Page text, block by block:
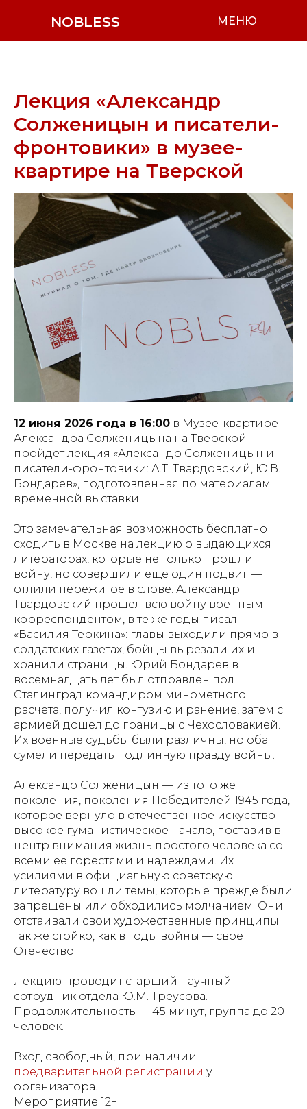
NOBLESS МЕНЮ
Лекция «Александр
Солженицын и писатели-
фронтовики» в музее-
квартире на Тверской
12 июня 2026 года в 16:00 в Музее-квартире
Александра Солженицына на Тверской
пройдет лекция «Александр Солженицын и
писатели-фронтовики: А.Т. Твардовский, Ю.В.
Бондарев», подготовленная по материалам
временной выставки.
Это замечательная возможность бесплатно
сходить в Москве на лекцию о выдающихся
литераторах, которые не только прошли
войну, но совершили еще один подвиг —
отлили пережитое в слове. Александр
Твардовский прошел всю войну военным
корреспондентом, в те же годы писал
«Василия Теркина»: главы выходили прямо в
солдатских газетах, бойцы вырезали их и
хранили страницы. Юрий Бондарев в
восемнадцать лет был отправлен под
Сталинград командиром минометного
расчета, получил контузию и ранение, затем с
армией дошел до границы с Чехословакией.
Их военные судьбы были различны, но оба
сумели передать подлинную правду войны.
Александр Солженицын — из того же
поколения, поколения Победителей 1945 года,
которое вернуло в отечественное искусство
высокое гуманистическое начало, поставив в
центр внимания жизнь простого человека со
всеми ее горестями и надеждами. Их
усилиями в официальную советскую
литературу вошли темы, которые прежде были
запрещены или обходились молчанием. Они
отстаивали свои художественные принципы
так же стойко, как в годы войны — свое
Отечество.
Лекцию проводит старший научный
сотрудник отдела Ю.М. Треусова.
Продолжительность — 45 минут, группа до 20
человек.
Вход свободный, при наличии
предварительной регистрации у
организатора.
Мероприятие 12+